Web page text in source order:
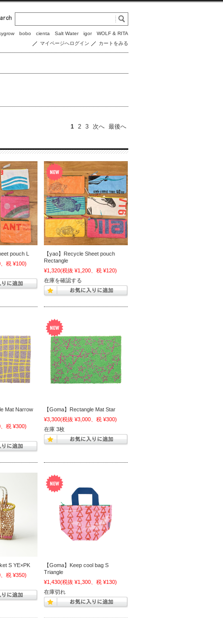
bobo cienta Salt Water igor
WOLF & RITA
マイページへログイン
カートをみる
1 2 3 次へ 最後へ
pouch L
税 ¥100)
【yao】Recycle Sheet pouch
Rectangle
¥1,320(税抜 ¥1,200、税 ¥120)
在庫を確認する
Mat Narrow
税 ¥300)
【Goma】Rectangle Mat Star
¥3,300(税抜 ¥3,000、税 ¥300)
在庫 3枚
S YE×PK
税 ¥350)
【Goma】Keep cool bag S
Triangle
¥1,430(税抜 ¥1,300、税 ¥130)
在庫切れ